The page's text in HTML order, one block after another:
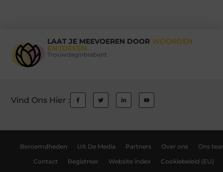
LAAT JE MEEVOEREN DOOR WOORDEN
EN IDEEËN.
Trouwdaginbrabant
Vind Ons Hier :
Beroemdheden Uit De Media Partners Over ons Ons
Contact Registreer Website index Cookiebeleid (EU)